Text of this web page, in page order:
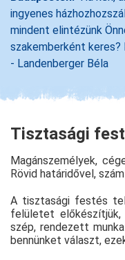
ingyenes
mindent elintézünk
szakemberként keres?
- Landenberger Béla
Tisztasági
Magánszemélyek,
Rövid határidővel,
A tisztasági festés
felületet előkészítjük,
szép, rendezett
bennünket választ,